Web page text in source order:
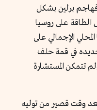
فهاجم برلين بشكل
الطاقة على روسيا
ناتجها المحلي الإجمالي على
في قمة حلف
في عام 2014، ولم تتمكن المستشارة
وقت قصير من توليه